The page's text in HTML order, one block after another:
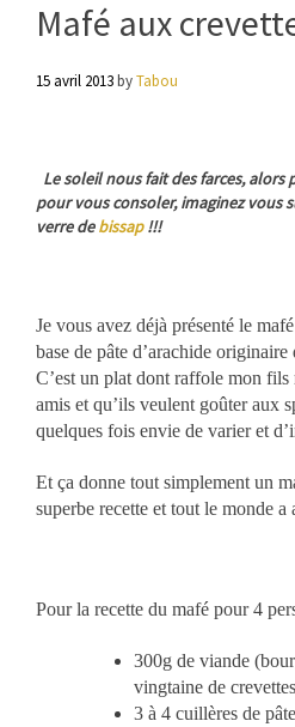
Mafé aux
15 avril 2013byTabou
Le soleil nous fait des farces, alors
pour vous consoler, imaginez vous
verre debissap!!!
Je vous avez déjà présenté le
base de pâte d’arachide
C’est un plat dont raffole mon
amis et qu’ils veulent goûter aux
quelques fois envie de varier et
Et ça donne tout simplement un
superbe recette et tout le monde a
Pour la recette du mafé pour 4
300g de viande
vingtaine de crevettes
3 à 4 cuillères de